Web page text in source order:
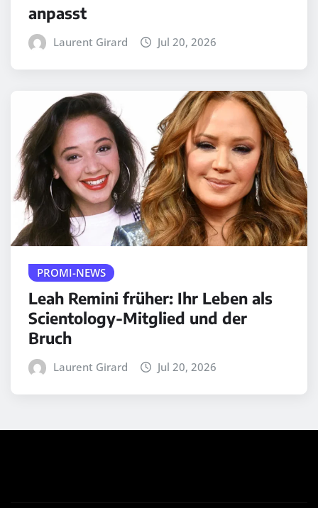
anpasst
Laurent Girard Jul 20, 2026
PROMI-NEWS
Leah Remini früher: Ihr Leben als
Scientology-Mitglied und der
Bruch
Laurent Girard Jul 20, 2026